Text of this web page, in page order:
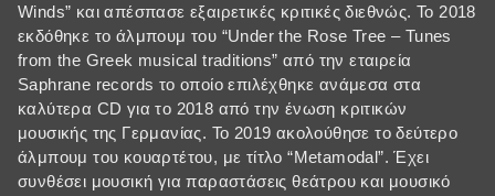
Winds” και απέσπασε εξαιρετικές κριτικές διεθνώς. Το 2018
εκδόθηκε το άλμπουμ του “Under the Rose Tree – Tunes
from the Greek musical traditions” από την εταιρεία
Saphrane records το οποίο επιλέχθηκε ανάμεσα στα
καλύτερα CD για το 2018 από την ένωση κριτικών
μουσικής της Γερμανίας. Το 2019 ακολούθησε το δεύτερο
άλμπουμ του κουαρτέτου, με τίτλο “Metamodal”. Έχει
συνθέσει μουσική για παραστάσεις θεάτρου και μουσικό